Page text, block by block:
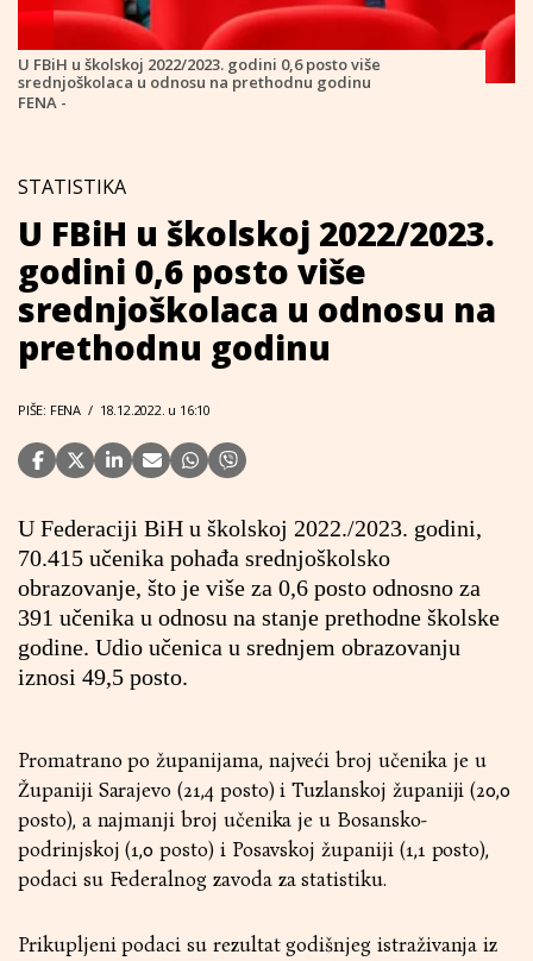
U FBiH u školskoj 2022/2023. godini 0,6 posto više
srednjoškolaca u odnosu na prethodnu godinu
FENA -
STATISTIKA
U FBiH u školskoj 2022/2023.
godini 0,6 posto više
srednjoškolaca u odnosu na
prethodnu godinu
PIŠE: FENA / 18.12.2022. u 16:10
U Federaciji BiH u školskoj 2022./2023. godini,
70.415 učenika pohađa srednjoškolsko
obrazovanje, što je više za 0,6 posto odnosno za
391 učenika u odnosu na stanje prethodne školske
godine. Udio učenica u srednjem obrazovanju
iznosi 49,5 posto.
Promatrano po županijama, najveći broj učenika je u
Županiji Sarajevo (21,4 posto) i Tuzlanskoj županiji (20,0
posto), a najmanji broj učenika je u Bosansko-
podrinjskoj (1,0 posto) i Posavskoj županiji (1,1 posto),
podaci su Federalnog zavoda za statistiku.
Prikupljeni podaci su rezultat godišnjeg istraživanja iz